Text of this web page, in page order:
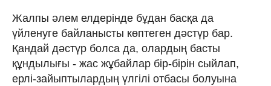
Жалпы әлем елдерінде бұдан басқа да
үйленуге байланысты көптеген дәстүр бар.
Қандай дәстүр болса да, олардың басты
құндылығы - жас жұбайлар бір-бірін сыйлап,
ерлі-зайыптылардың үлгілі отбасы болуына